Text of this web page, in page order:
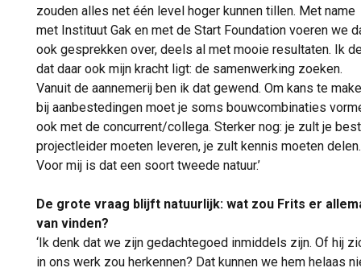
zouden alles net één level hoger kunnen tillen. Met name
met Instituut Gak en met de Start Foundation voeren we
ook gesprekken over, deels al met mooie resultaten. Ik
dat daar ook mijn kracht ligt: de samenwerking zoeken.
Vanuit de aannemerij ben ik dat gewend. Om kans te
bij aanbestedingen moet je soms bouwcombinaties
ook met de concurrent/collega. Sterker nog: je zult je
projectleider moeten leveren, je zult kennis moeten delen.
Voor mij is dat een soort tweede natuur.’
De grote vraag blijft natuurlijk: wat zou Frits er
van vinden?
‘Ik denk dat we zijn gedachtegoed inmiddels zijn. Of hij
in ons werk zou herkennen? Dat kunnen we hem helaas